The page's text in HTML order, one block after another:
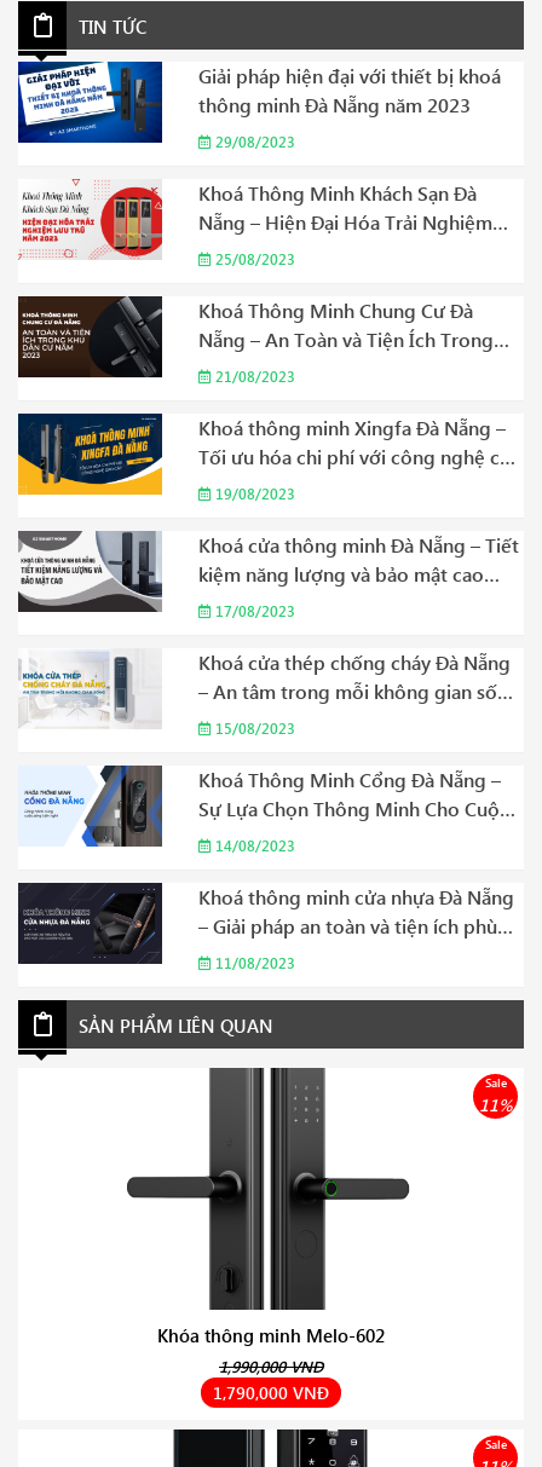
TIN TỨC
Giải pháp hiện đại với thiết bị khoá
thông minh Đà Nẵng năm 2023
29/08/2023
Khoá Thông Minh Khách Sạn Đà
Nẵng – Hiện Đại Hóa Trải Nghiệm
Lưu Trú Năm 2023
25/08/2023
Khoá Thông Minh Chung Cư Đà
Nẵng – An Toàn và Tiện Ích Trong
Khu Dân Cư Năm 2023
21/08/2023
Khoá thông minh Xingfa Đà Nẵng –
Tối ưu hóa chi phí với công nghệ cao
cấp Năm 2023
19/08/2023
Khoá cửa thông minh Đà Nẵng – Tiết
kiệm năng lượng và bảo mật cao
Năm 2023
17/08/2023
Khoá cửa thép chống cháy Đà Nẵng
– An tâm trong mỗi không gian sống
Năm 2023
15/08/2023
Khoá Thông Minh Cổng Đà Nẵng –
Sự Lựa Chọn Thông Minh Cho Cuộc
Sống Hiện Đại Năm 2023
14/08/2023
Khoá thông minh cửa nhựa Đà Nẵng
– Giải pháp an toàn và tiện ích phù
hợp cho gia đình của bạn Năm 2023
11/08/2023
SẢN PHẨM LIÊN QUAN
Khóa thông minh Melo-602
Sale
11%
1,990,000 VNĐ
1,790,000 VNĐ
Sale